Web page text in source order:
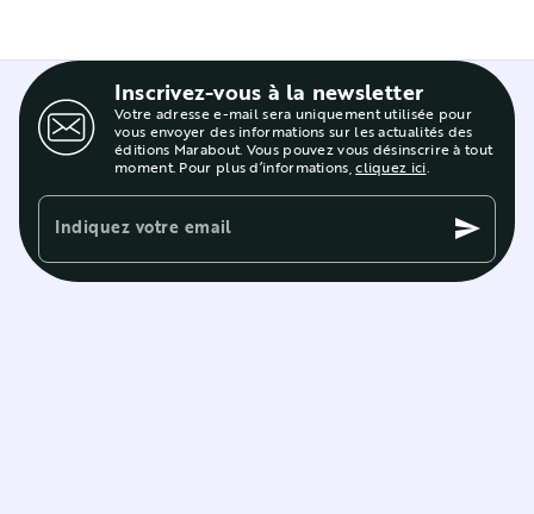
Inscrivez-vous à la newsletter
Votre adresse e-mail sera uniquement utilisée pour
vous envoyer des informations sur les actualités des
éditions Marabout. Vous pouvez vous désinscrire à tout
moment. Pour plus d’informations,cliquez ici
Indiquez votre email send